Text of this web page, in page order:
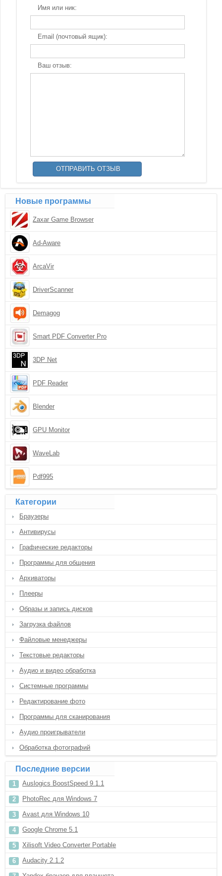
Имя или ник:
Email (почтовый ящик):
Ваш отзыв:
Новые программы
Zaxar Game Browser
Ad-Aware
ArcaVir
DriverScanner
Demagog
Smart PDF Converter Pro
3DP Net
PDF Reader
Blender
GPU Monitor
WaveLab
Pdf995
Категории
Браузеры
Антивирусы
Графические редакторы
Программы для общения
Архиваторы
Плееры
Образы и запись дисков
Загрузка файлов
Файловые менеджеры
Текстовые редакторы
Аудио и видео обработка
Системные программы
Редактирование фото
Программы для сканирования
Аудио проигрыватели
Обработка фотографий
Последние версии
Auslogics BoostSpeed 9.1.1
PhotoRec для Windows 7
Avast для Windows 10
Google Chrome 5.1
Xilisoft Video Converter Portable
Audacity 2.1.2